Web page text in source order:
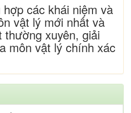
các khái niệm và
vật lý mới nhất và
xuyên, giải
môn vật lý chính xác